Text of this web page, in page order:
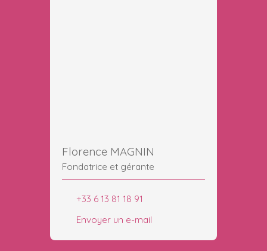
Florence MAGNIN
Fondatrice et gérante
+33 6 13 81 18 91
Envoyer un e-mail